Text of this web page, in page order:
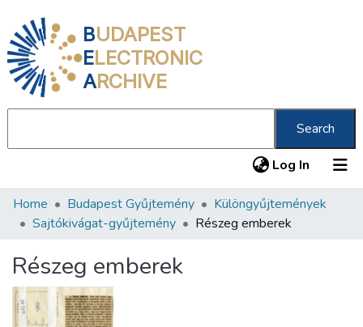
BUDAPEST
ELECTRONIC
ARCHIVE
Search
Log In (current)
Communities & Collections
Statistics
About us
Home Budapest Gyűjtemény
Különgyűjtemények
Sajtókivágat-gyűjtemény
Részeg emberek
Részeg emberek